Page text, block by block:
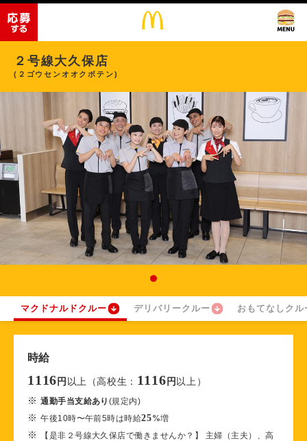
２号線大久保店
(２ゴウセンオオクボテン)
マクドナルドクルー デリバリークルー おもてなしクル
時給
1116 円 以上（高校生： 1116 円 以上）
※通勤手当支給あり (規定内)
※午後10時〜午前5時は時給25%増
※
【是非２号線大久保店で働きませんか？】 主婦（主夫）、高